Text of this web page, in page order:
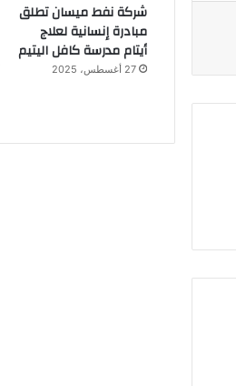
شركة نفط ميسان تطلق
مبادرة إنسانية لعلاج
أيتام مدرسة كافل اليتيم
27 أغسطس، 2025